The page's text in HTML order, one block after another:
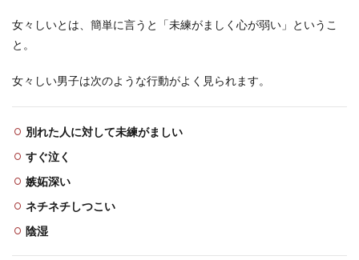
女々しいとは、簡単に言うと「未練がましく心が弱い」というこ
と。
女々しい男子は次のような行動がよく見られます。
別れた人に対して未練がましい
すぐ泣く
嫉妬深い
ネチネチしつこい
陰湿